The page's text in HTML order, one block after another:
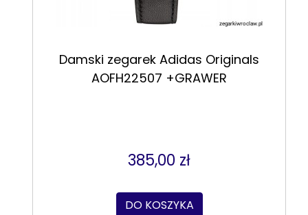
Damski zegarek Adidas Originals
AOFH22507 +GRAWER
385,00 zł
DO KOSZYKA